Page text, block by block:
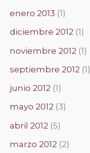
enero 2013 (1)
diciembre 2012 (1)
noviembre 2012 (1)
septiembre 2012 (1)
junio 2012 (1)
mayo 2012 (3)
abril 2012 (5)
marzo 2012 (2)